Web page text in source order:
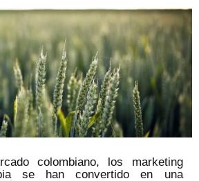
colombiano, los marketing
se han convertido en una